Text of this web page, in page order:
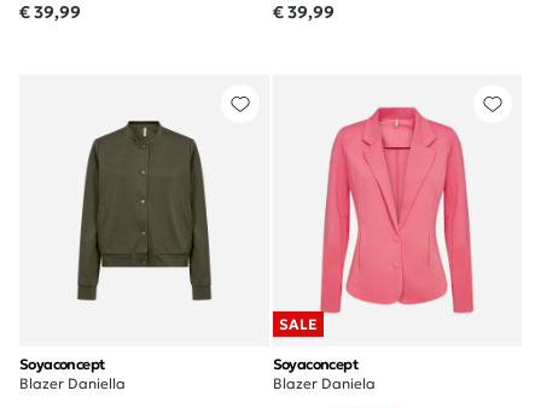
€ 39,99 € 39,99
Soyaconcept
Blazer Daniella
SALE
Soyaconcept
Blazer Daniela